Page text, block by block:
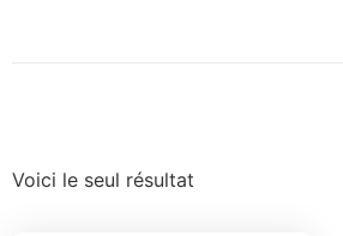
Voici le seul résultat